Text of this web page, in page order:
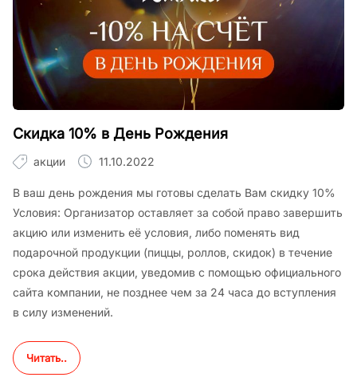
Скидка 10% в День Рождения
акции 11.10.2022
В ваш день рождения мы готовы сделать Вам скидку 10%
Условия: Организатор оставляет за собой право завершить
акцию или изменить её условия, либо поменять вид
подарочной продукции (пиццы, роллов, скидок) в течение
срока действия акции, уведомив с помощью официального
сайта компании, не позднее чем за 24 часа до вступления
в силу изменений.
Читать..